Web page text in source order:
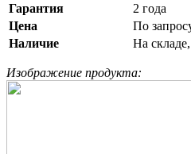
Гарантия
2 года
Цена
По
Наличие
На
Изображение продукта: